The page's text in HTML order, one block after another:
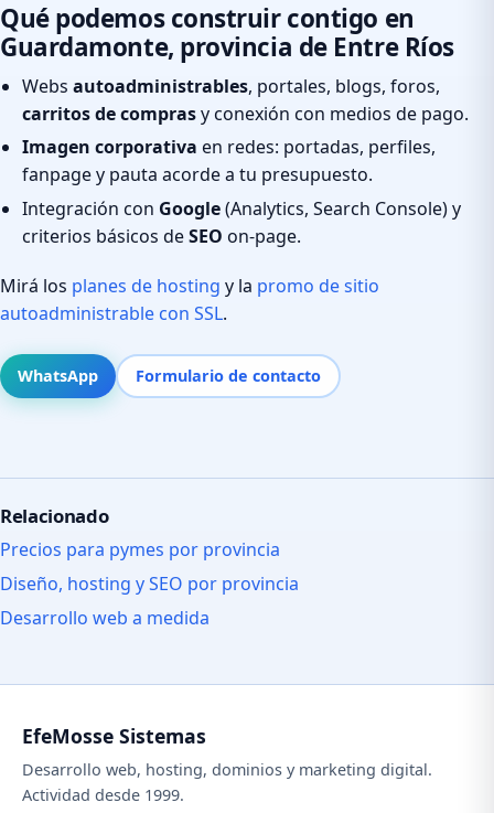
Qué podemos construir contigo en
Guardamonte, provincia de Entre Ríos
Webs autoadministrables, portales, blogs, foros,
carritos de comprasy conexión con medios de pago.
Imagen corporativa en redes: portadas, perfiles,
fanpage y pauta acorde a tu presupuesto.
Integración con Google(Analytics, Search Console) y
criterios básicos deSEO on-page.
Mirá los planes de hosting y la promo de sitio
autoadministrable con SSL.
WhatsApp Formulario de contacto
Relacionado
Precios para pymes por provincia
Diseño, hosting y SEO por provincia
Desarrollo web a medida
EfeMosse Sistemas
Desarrollo web, hosting, dominios y marketing digital.
Actividad desde 1999.